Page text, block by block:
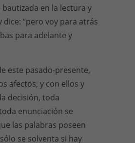
bautizada en la lectura y
dice: “pero voy para atrás
para adelante y
este pasado-presente,
afectos, y con ellos y
decisión, toda
enunciación se
las palabras poseen
se solventa si hay